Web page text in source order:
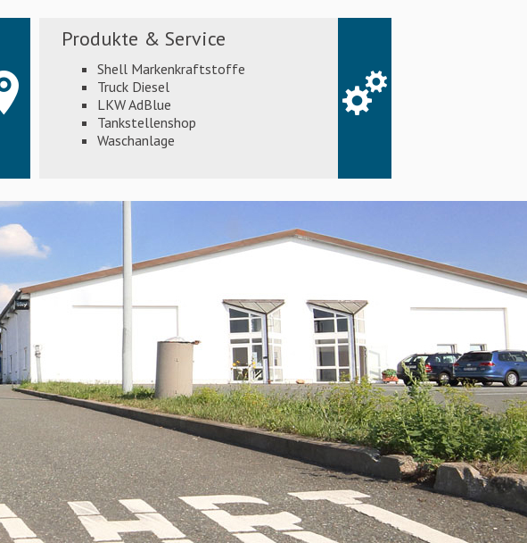
Produkte & Service
Shell Markenkraftstoffe
Truck Diesel
LKW AdBlue
Tankstellenshop
Waschanlage